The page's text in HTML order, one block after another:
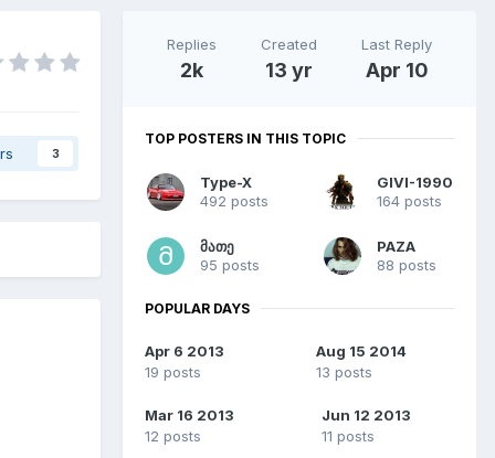
3
Replies
2k
Created
13 yr
Last Reply
Apr 10
TOP POSTERS IN THIS TOPIC
Type-X
492 posts
GIVI-1990
164 posts
მათე
95 posts
PAZA
88 posts
POPULAR DAYS
Apr 6 2013
19 posts
Aug 15 2014
13 posts
Mar 16 2013
12 posts
Jun 12 2013
11 posts